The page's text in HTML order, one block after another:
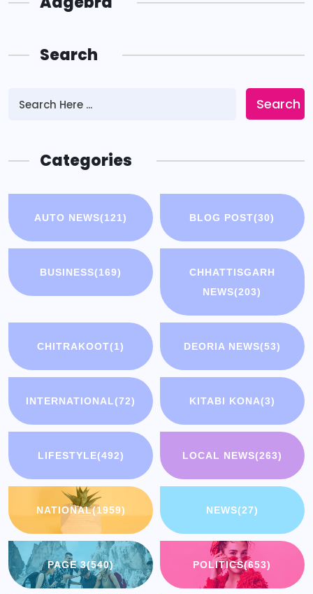
Search
Search
Categories
AUTO NEWS(121) BLOG POST(30)
BUSINESS(169)
CHHATTISGARH
NEWS(203)
CHITRAKOOT(1) DEORIA NEWS(53)
INTERNATIONAL(72) KITABI KONA(3)
LIFESTYLE(492) LOCAL NEWS(263)
NATIONAL(1959) NEWS(27)
PAGE 3(540) POLITICS(653)